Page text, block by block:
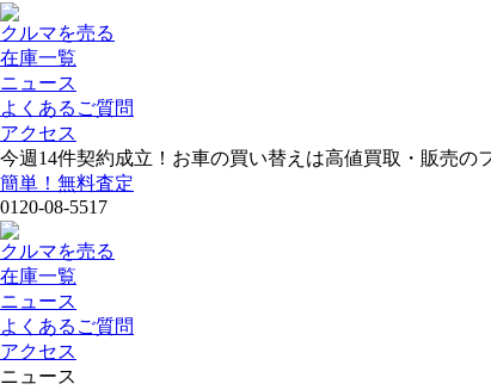
クルマを売る
在庫一覧
ニュース
よくあるご質問
アクセス
今週 14件契約成立！お車の買い替えは高値買取・販売の
簡単！無料査定
0120-08-5517
クルマを売る
在庫一覧
ニュース
よくあるご質問
アクセス
ニュース